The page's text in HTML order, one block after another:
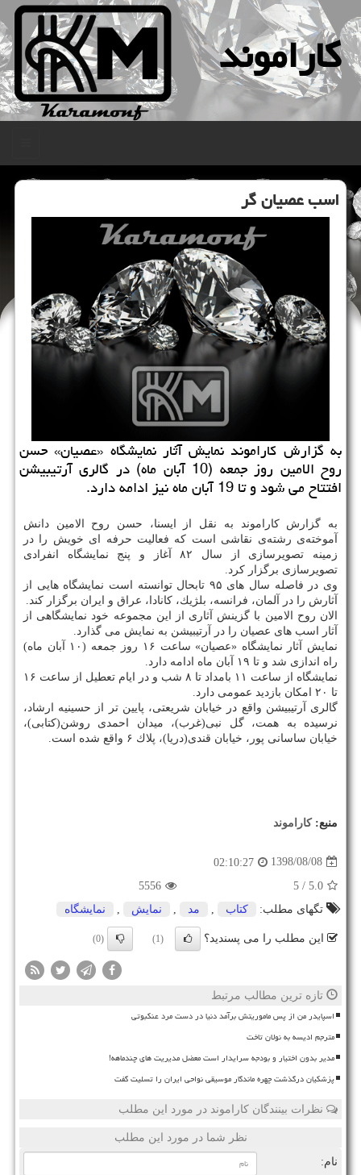
كاراموند
اسب عصیان گر
به گزارش كاراموند نمایش آثار نمایشگاه «عصیان» حسن
روح الامین روز جمعه (10 آبان ماه) در گالری آرتیبیشن
افتتاح می شود و تا 19 آبان ماه نیز ادامه دارد.
به گزارش كاراموند به نقل از ایسنا، حسن روح الامین دانش
آموخته‌ی رشته‌ی نقاشی است كه فعالیت حرفه ای خویش را در
زمینه تصویرسازی از سال ۸۲ آغاز و پنج نمایشگاه انفرادی
تصویرسازی برگزار كرد.
وی در فاصله سال های ۹۵ تابحال توانسته است نمایشگاه هایی از
آثارش را در آلمان، فرانسه، بلژیك، كانادا، عراق و ایران برگزار كند.
الان روح الامین با گزینش آثاری از این مجموعه خود نمایشگاهی از
آثار اسب های عصیان را در آرتیبیشن به نمایش می گذارد.
نمایش آثار نمایشگاه «عصیان» ساعت ۱۶ روز جمعه (۱۰ آبان ماه)
راه اندازی شد و تا ۱۹ آبان ماه ادامه دارد.
نمایشگاه از ساعت ۱۱ بامداد تا ۸ شب و در ایام تعطیل از ساعت ۱۶
تا ۲۰ امكان بازدید عمومی دارد.
گالری آرتیبیشن واقع در خیابان شریعتی، پایین تر از حسینیه ارشاد،
نرسیده به همت، گل نبی(غرب)، میدان احمدی روشن(كتابی)،
خیابان ساسانی پور، خیابان قندی(دریا)، پلاك ۶ واقع شده است.
منبع:كاراموند
1398/08/08
02:10:27
5.0
/ 5
5556
تگهای مطلب:
كتاب مد نمایش نمایشگاه
این مطلب را می پسندید؟ (1)
(0)
تازه ترین مطالب مرتبط
اسپایدر من از پس ماموریتش برآمد دنیا در دست مرد عنکبوتی
مترجم ادیسه به نولان تاخت
مدیر بدون اختیار و بودجه سرایدار است معضل مدیریت های چندماهه!
پزشکیان درگذشت چهره ماندگار موسیقی نواحی ایران را تسلیت گفت
نظرات بینندگان کاراموند در مورد این مطلب
نظر شما در مورد این مطلب
نام: